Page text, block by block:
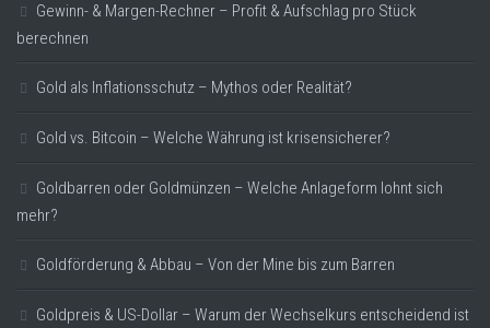
Gewinn- & Margen-Rechner – Profit & Aufschlag pro Stück
berechnen
Gold als Inflationsschutz – Mythos oder Realität?
Gold vs. Bitcoin – Welche Währung ist krisensicherer?
Goldbarren oder Goldmünzen – Welche Anlageform lohnt sich
mehr?
Goldförderung & Abbau – Von der Mine bis zum Barren
Goldpreis & US-Dollar – Warum der Wechselkurs entscheidend ist